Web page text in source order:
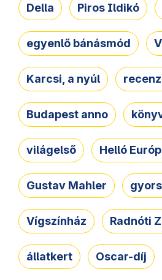
Della Piros Ildikó
egyenlő bánásmód
Karcsi, a nyúl
Budapest anno
világelső Helló
Gustav Mahler
Vígszínház Radnóti
állatkert Oscar-díj